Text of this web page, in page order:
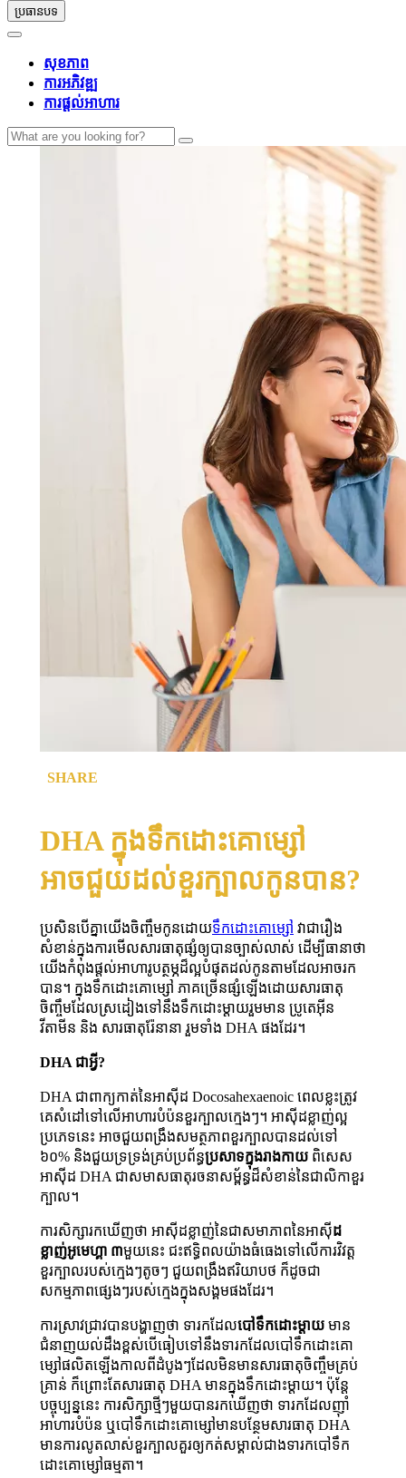
ប្រធានបទ
សុខភាព
ការអភិវឌ្ឍ
ការផ្តល់អាហារ
SHARE
DHA ក្នុងទឹកដោះគោម្សៅ
អាចជួយដល់ខួរក្បាលកូនបាន?
ប្រសិន​បើ​គ្នា​យើង​ចិញ្ចឹម​កូន​ដោយ​ទឹក​ដោះ​គោ​ម្សៅ វា​ជា​រឿង​
សំខាន់​ក្នុង​ការ​មើល​សារធាតុ​ផ្សំ​ឲ្យ​បាន​ច្បាស់​លាស់ ដើម្បី​ធានា​ថា​
យើង​កំពុង​ផ្ដល់​អាហារូបត្ថម្ភ​ដ៏​ល្អ​បំផុត​ដល់​កូន​តាម​ដែល​អាច​រក​
បាន។ ក្នុង​ទឹក​ដោះ​គោ​ម្សៅ ភាគ​ច្រើន​ផ្សំ​ឡើង​ដោយ​សារធាតុ​
ចិញ្ចឹម​ដែល​ស្រដៀង​ទៅ​នឹង​ទឹក​ដោះ​ម្ដាយ​រួម​មាន ប្រូតេអ៊ីន
វីតាមីន និង សារធាតុ​រ៉ែ​នានា រួម​ទាំង DHA ផង​ដែរ។
DHA ជា​អ្វី?
DHA ជាពាក្យ​កាត់នៃ​អាស៊ីដ Docosahexaenoic ពេល​ខ្លះ​ត្រូវ​
គេ​សំដៅ​ទៅ​លើ​អាហារ​បំប៉ន​ខួរ​ក្បាល​ក្មេងៗ។ អាស៊ីដ​ខ្លាញ់​ល្អ​
ប្រភេទ​នេះ ​អាច​ជួយ​ពង្រឹង​សមត្ថ​ភាព​ខួរ​ក្បាល​បាន​ដល់​ទៅ
៦០% និង​ជួយ​ទ្រទ្រង់​គ្រប់​ប្រព័ន្ធ​ប្រសាទ​ក្នុង​រាង​កាយពិសេស
អាស៊ីដ DHA ជា​សមាស​ធាតុ​រចនាសម្ព័ន្ធ​ដ៏សំខាន់​នៃ​ជាលិកា​ខួរ
ក្បាល។
ការសិក្សា​រក​ឃើញ​ថា អាស៊ីដ​ខ្លាញ់នៃ​ជា​សមាភាព​នៃ​អាស៊ីដ​
ខ្លាញ់​អូមេហ្គា ៣មួយ​នេះ ជះ​ឥទ្ធិពល​យ៉ាង​ធំធេង​ទៅ​លើ​ការ​វិវត្ដ​
ខួរ​ក្បាល​របស់​ក្មេងៗ​តូចៗ ជួយ​ពង្រឹង​ឥរិយាបថ ក៏​ដូច​ជា​
សកម្មភាព​ផ្សេងៗ​របស់​ក្មេ​ងក្នុង​សង្គម​ផងដែរ។
ការ​ស្រាវជ្រាវ​បាន​បង្ហាញ​ថា ទារកដែល​បៅ​ទឹក​ដោះ​ម្ដាយ​មាន​
ជំនាញ​យល់​ដឹង​ខ្ពស់​បើ​ធៀប​ទៅ​នឹង​ទារក​ដែល​បៅ​ទឹក​ដោះ​គោ​
ម្សៅ​​ផលិត​ឡើងកាលពីដំបូងៗ​ដែលមិនមានសារធាតុចិញ្ចឹមគ្រប់
គ្រាន់ ក៏ព្រោះតែ​សារធាតុ DHA មានក្នុង​ទឹក​ដោះ​ម្ដាយ។ ប៉ុន្តែ
បច្ចុប្បន្ន​នេះ ការ​សិក្សា​ថ្មី​ៗ​មួយ​បាន​រក​ឃើញ​ថា ទារក​ដែល​ញ៉ាំ​
អាហារ​បំប៉ន ឬ​បៅ​ទឹក​ដោះ​គោ​ម្សៅ​មាន​បន្ថែម​សារធាតុ DHA
មាន​ការ​លូតលាស់​ខួរក្បាល​គួរ​ឲ្យ​កត់​សម្គាល់​ជាង​ទារក​បៅ​ទឹក​
ដោះ​គោ​ម្សៅ​ធម្មតា។